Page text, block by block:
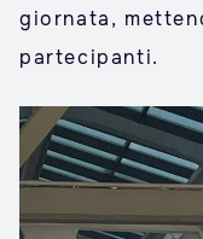
giornata,
partecipanti.